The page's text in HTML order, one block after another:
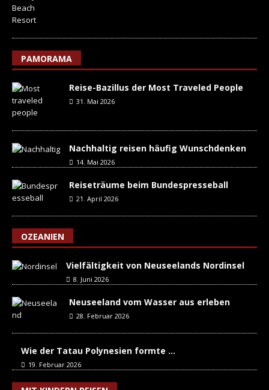
PAMORAMA
Reise-Bazillus der Most Traveled People
31. Mai 2026
Nachhaltig reisen häufig Wunschdenken
14. Mai 2026
Reiseträume beim Bundespresseball
21. April 2026
OZEANIEN
Vielfältigkeit von Neuseelands Nordinsel
8. Juni 2026
Neuseeland vom Wasser aus erleben
28. Februar 2026
Wie der Tatau Polynesien formte …
19. Februar 2026